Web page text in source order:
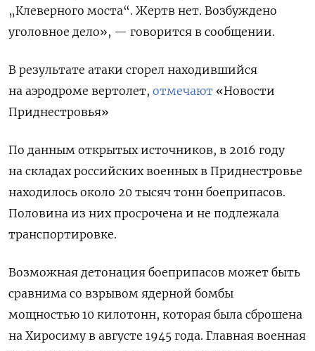
„Клеверного моста“. Жертв нет. Возбуждено
уголовное дело», — говорится в сообщении.
В результате атаки сгорел находившийся
на аэродроме вертолет, отмечают «Новости
Приднестровья»
По данным открытых источников, в 2016 году
на складах российских военных в Приднестровье
находилось около 20 тысяч тонн боеприпасов.
Половина из них просрочена и не подлежала
транспортировке.
Возможная детонация боеприпасов может быть
сравнима со взрывом ядерной бомбы
мощностью 10 килотонн, которая была сброшена
на Хиросиму в августе 1945 года. Главная военная